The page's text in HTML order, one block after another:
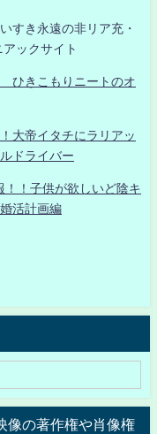
すき永遠の非リア充・
ックサイト
ひきこもりニートのオ
大帝イタチにラリアッ
ドライバー
！！子供が欲しいど陰キ
活計画編
像の著作権や肖像権